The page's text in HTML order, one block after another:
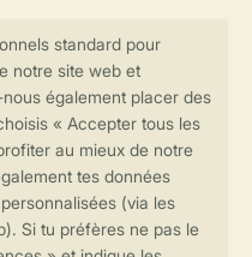
et sécurisées